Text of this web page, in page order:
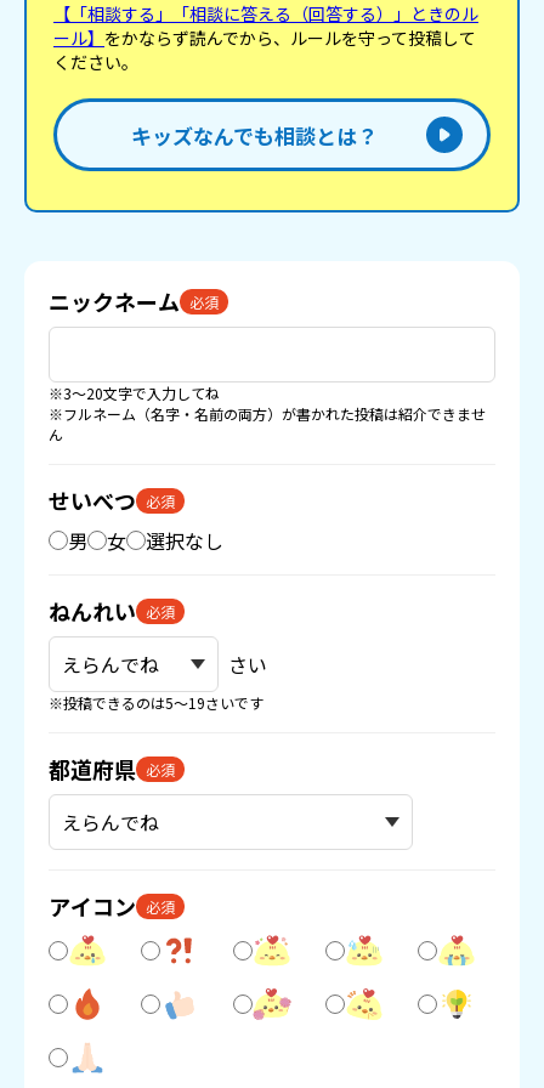
【「相談する」「相談に答える（回答する）」ときのル
ール】 をかならず読んでから、ルールを守って投稿して
ください。
キッズなんでも相談とは？
ニックネーム 必須
※3〜20文字で入力してね
※フルネーム（名字・名前の両方）が書かれた投稿は紹介できませ
ん
せいべつ 必須
男 女 選択なし
ねんれい 必須
さい
※投稿できるのは5〜19さいです
都道府県 必須
アイコン 必須